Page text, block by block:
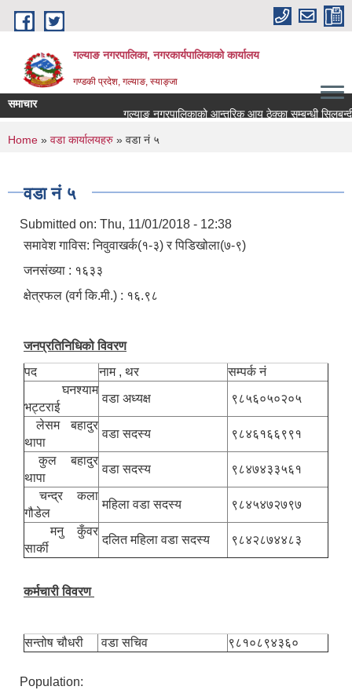
Skip to main content
गल्याङ नगरपालिका, नगरकार्यपालिकाको कार्यालय
गण्डकी प्रदेश, गल्याङ, स्याङ्जा
समाचार
गल्याङ नगरपालिकाको आन्तरिक आय ठेक्का सम्बन्धी
You are here
Home » वडा कार्यालयहरु » वडा नं ५
वडा नं ५
Submitted on: Thu, 11/01/2018 - 12:38
समावेश गाविस: निवुवाखर्क(१-३) र पिडिखोला(७-९)
जनसंख्या : १६३३
क्षेत्रफल (वर्ग कि.मी.) : १६.९८
जनप्रतिनिधिको विवरण
पद
नाम , थर
सम्पर्क नं
घनश्याम
भट्टराई
वडा अध्यक्ष
९८५६०५०२०५
लेसम बहादुर
थापा
वडा सदस्य
९८४६१६६९९१
कुल बहादुर
थापा
वडा सदस्य
९८४७४३३५६१
चन्द्र कला
गौडेल
महिला वडा सदस्य
९८४५४७२७९७
मनु कुँवर
सार्की
दलित महिला वडा सदस्य ९८४२८७४४८३
कर्मचारी विवरण
सन्तोष चौधरी वडा सचिव ९८१०८९४३६०
Population: